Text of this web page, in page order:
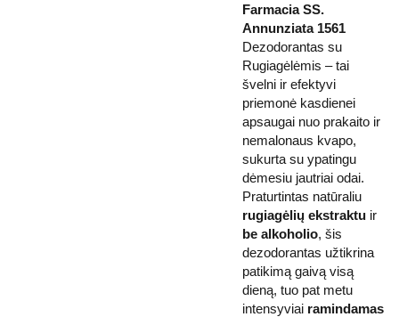
Farmacia SS.
Annunziata 1561
Dezodorantas su
Rugiagėlėmis – tai
švelni ir efektyvi
priemonė kasdienei
apsaugai nuo prakaito ir
nemalonaus kvapo,
sukurta su ypatingu
dėmesiu jautriai odai.
Praturtintas natūraliu
rugiagėlių ekstraktu ir
be alkoholio, šis
dezodorantas užtikrina
patikimą gaivą visą
dieną, tuo pat metu
intensyviai ramindamas